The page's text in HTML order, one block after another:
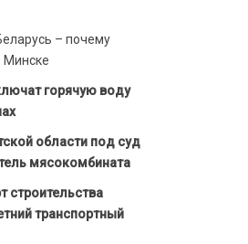
– почему
Минске
горячую воду
области под суд
мясокомбината
строительства
транспортный